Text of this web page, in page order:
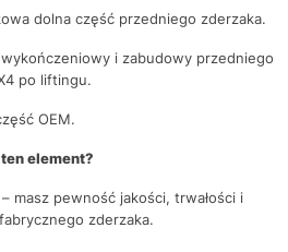
dolna część przedniego zderzaka.
i zabudowy przedniego
po liftingu.
OEM.
element?
masz pewność jakości, trwałości i
zderzaka.